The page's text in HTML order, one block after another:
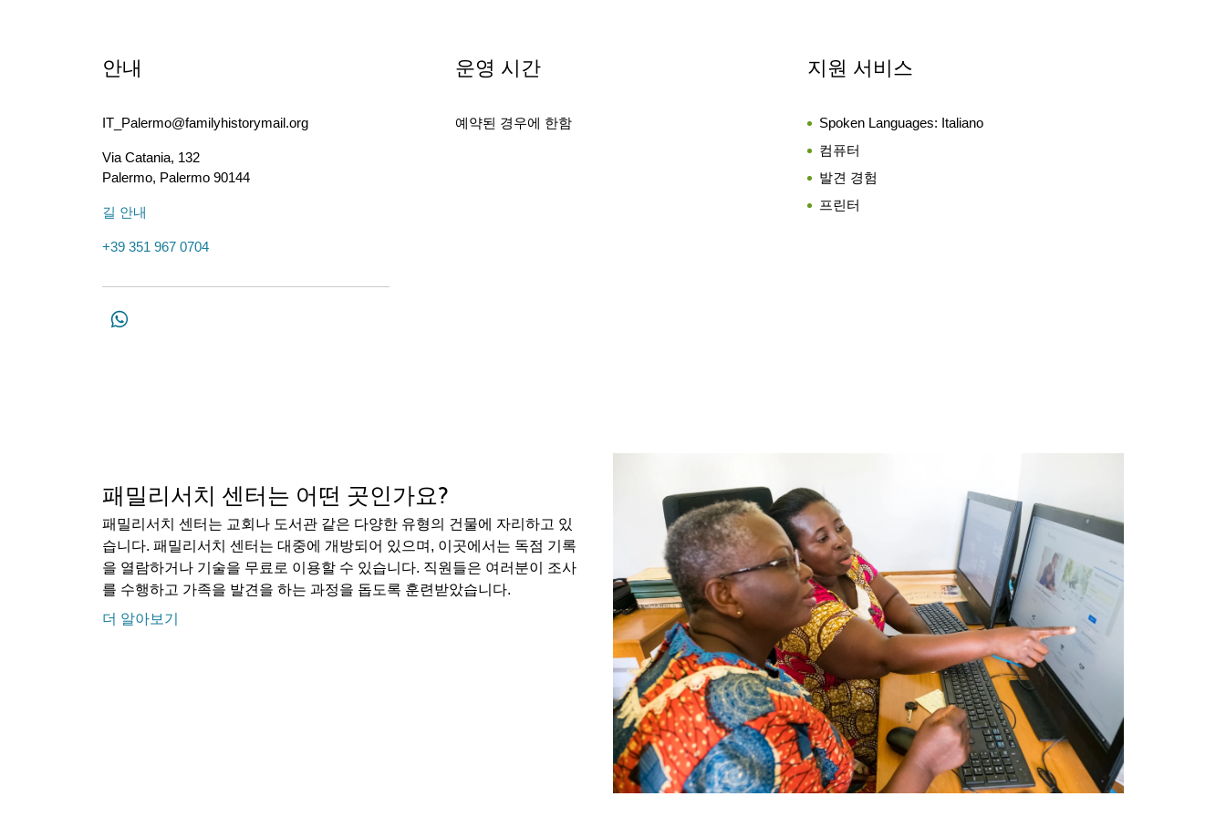
안내
IT_Palermo@familyhistorymail.org
Via Catania, 132
Palermo, Palermo 90144
길 안내
+39 351 967 0704
운영 시간
예약된 경우에 한함
지원 서비스
Spoken Languages: Italiano
컴퓨터
발견 경험
프린터
패밀리서치 센터는 어떤 곳인가요?
패밀리서치 센터는 교회나 도서관 같은 다양한 유형의 건물에 자리하고 있
습니다. 패밀리서치 센터는 대중에 개방되어 있으며, 이곳에서는 독점 기록
을 열람하거나 기술을 무료로 이용할 수 있습니다. 직원들은 여러분이 조사
를 수행하고 가족을 발견을 하는 과정을 돕도록 훈련받았습니다.
더 알아보기